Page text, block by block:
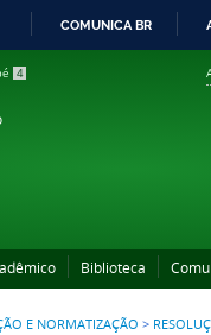
COMUNICA BR
4
Biblioteca
E NORMATIZAÇÃO >